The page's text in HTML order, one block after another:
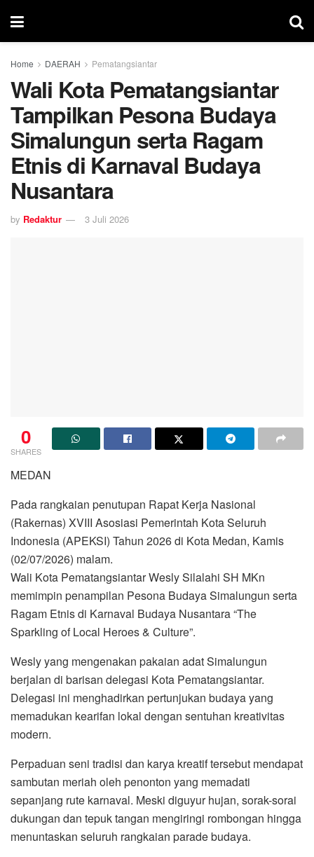
Home DAERAH Pematangsiantar
Wali Kota Pematangsiantar
Tampilkan Pesona Budaya
Simalungun serta Ragam
Etnis di Karnaval Budaya
Nusantara
by Redaktur 3 Juli 2026
0
SHARES
MEDAN
Pada rangkaian penutupan Rapat Kerja Nasional
(Rakernas) XVIII Asosiasi Pemerintah Kota Seluruh
Indonesia (APEKSI) Tahun 2026 di Kota Medan, Kamis
(02/07/2026) malam.
Wali Kota Pematangsiantar Wesly Silalahi SH MKn
memimpin penampilan Pesona Budaya Simalungun serta
Ragam Etnis di Karnaval Budaya Nusantara “The
Sparkling of Local Heroes & Culture”.
Wesly yang mengenakan pakaian adat Simalungun
berjalan di barisan delegasi Kota Pematangsiantar.
Delegasi ini menghadirkan pertunjukan budaya yang
memadukan kearifan lokal dengan sentuhan kreativitas
modern.
Perpaduan seni tradisi dan karya kreatif tersebut mendapat
sambutan meriah oleh penonton yang memadati
sepanjang rute karnaval. Meski diguyur hujan, sorak-sorai
dukungan dan tepuk tangan mengiringi rombongan hingga
menuntaskan seluruh rangkaian parade budaya.